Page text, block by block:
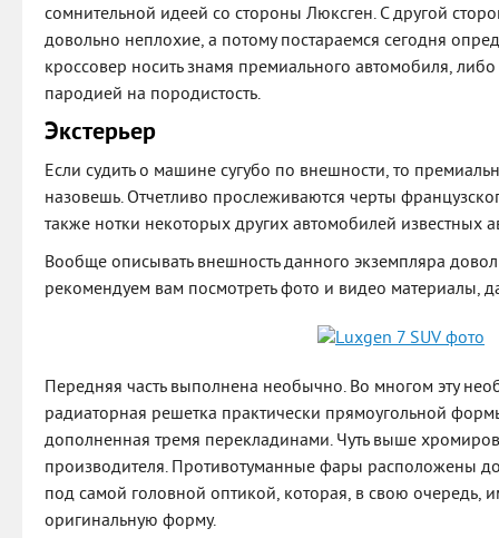
сомнительной идеей со стороны Люксген. С другой
довольно неплохие, а потому постараемся сегодня
кроссовер носить знамя премиального автомобиля,
пародией на породистость.
Экстерьер
Если судить о машине сугубо по внешности, то
назовешь. Отчетливо прослеживаются черты
также нотки некоторых других автомобилей известных
Вообще описывать внешность данного экземпляра
рекомендуем вам посмотреть фото и видео материалы,
Передняя часть выполнена необычно. Во многом эту
радиаторная решетка практически прямоугольной
дополненная тремя перекладинами. Чуть выше
производителя. Противотуманные фары расположены
под самой головной оптикой, которая, в свою очередь,
оригинальную форму.